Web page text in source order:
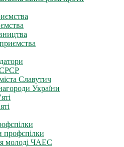
Славутич
України
профспілки
молоді ЧАЕС